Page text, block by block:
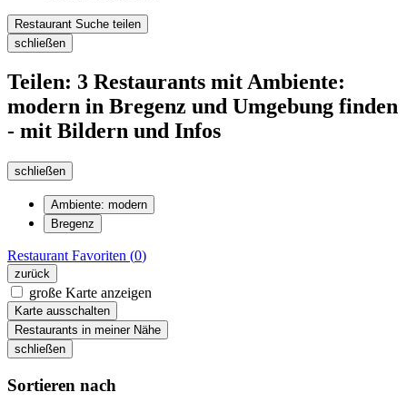
Restaurant Suche teilen
schließen
Teilen: 3 Restaurants mit Ambiente:
modern in Bregenz und Umgebung finden
- mit Bildern und Infos
schließen
Ambiente: modern
Bregenz
Restaurant Favoriten (0)
zurück
große Karte anzeigen
Karte ausschalten
Restaurants in meiner Nähe
schließen
Sortieren nach